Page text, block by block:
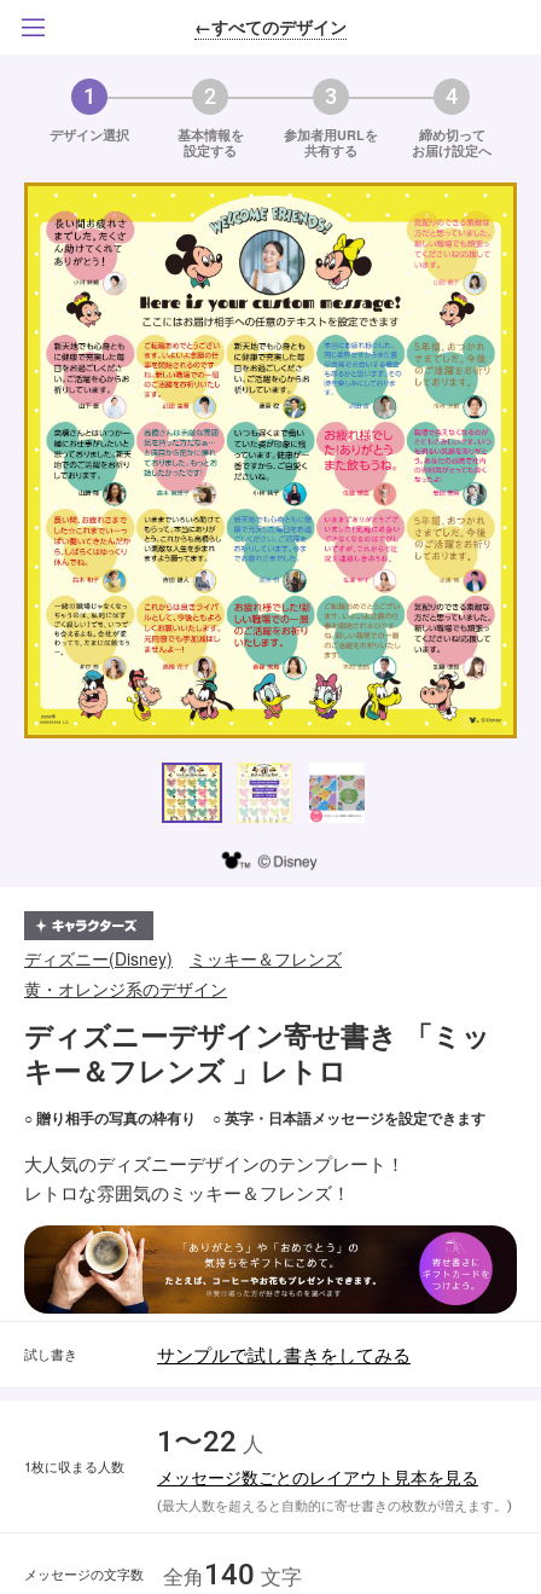
←すべてのデザイン
1
デザイン選択
2
基本情報を
設定する
3
参加者用URLを
共有する
4
締め切って
お届け設定へ
ディズニー(Disney)
ミッキー＆フレンズ
黄・オレンジ系のデザイン
ディズニーデザイン寄せ書き 「ミッ
キー＆フレンズ 」レトロ
○ 贈り相手の写真の枠有り ○ 英字・日本語メッセージを設定できます
大人気のディズニーデザインのテンプレート！
レトロな雰囲気のミッキー＆フレンズ！
試し書き サンプルで試し書きをしてみる
1枚に収まる人数
1〜22 人
メッセージ数ごとのレイアウト見本を見る
(最大人数を超えると自動的に寄せ書きの枚数が増えます。)
メッセージの文字数 全角 140 文字